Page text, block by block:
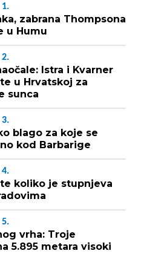
1.
zabrana Thompsona
u Humu
2.
Istra i Kvarner
u Hrvatskoj za
sunca
3.
blago za koje se
kod Barbarige
4.
koliko je stupnjeva
5.
vrha: Troje
5.895 metara visoki